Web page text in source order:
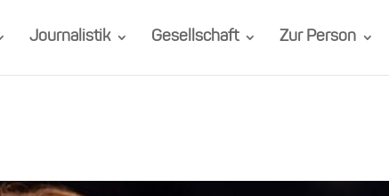
Journalistik Gesellschaft Zur Person